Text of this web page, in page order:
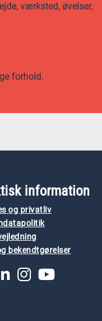
værksted, øvelser,
forhold.
information
og privatliv
bekendtgørelser